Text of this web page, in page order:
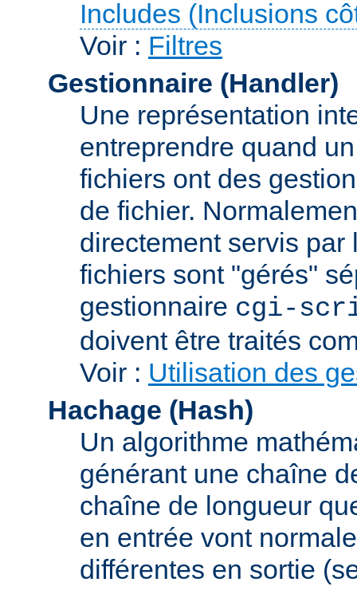
Includes (Inclusions
Voir : Filtres
Gestionnaire (Handler)
Une représentation
entreprendre quand
fichiers ont des
de fichier.
directement servis par
fichiers sont "gérés"
gestionnaire cgi-
doivent être traités
Voir : Utilisation des
Hachage (Hash)
Un algorithme
générant une chaîne
chaîne de longueur
en entrée vont
différentes en sortie